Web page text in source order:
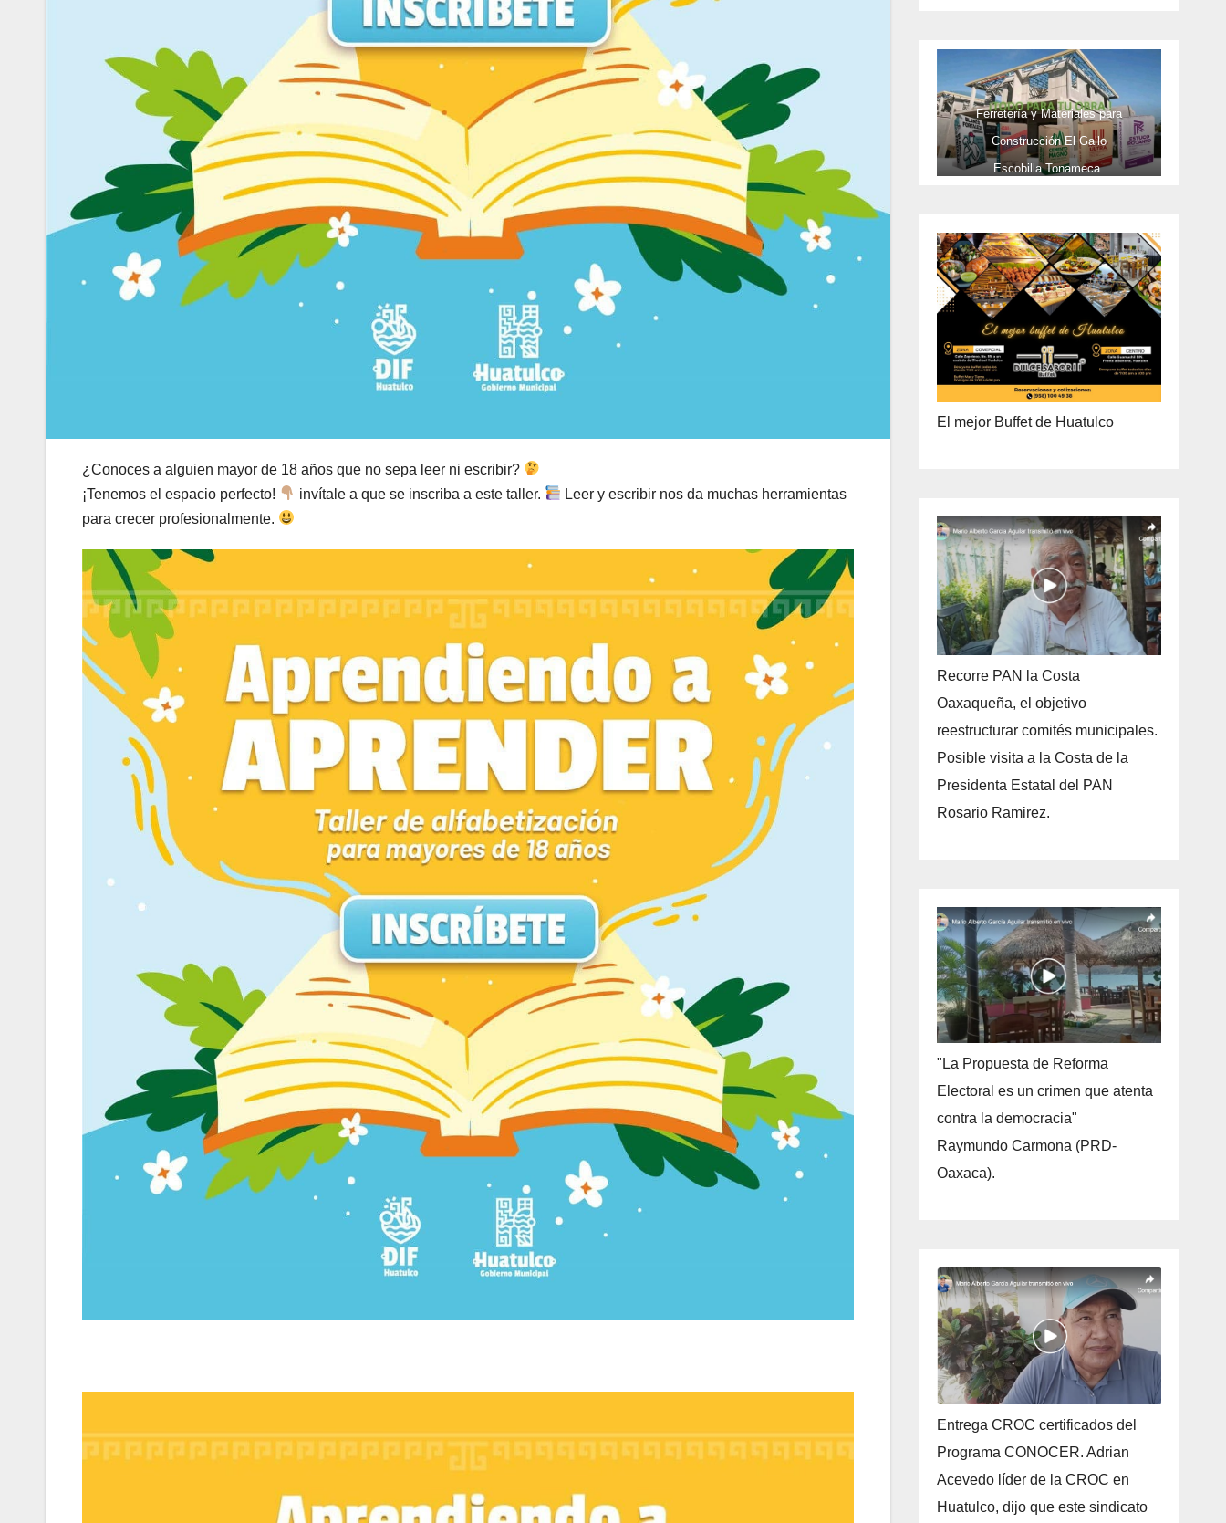
¿Conoces a alguien mayor de 18 años que no sepa leer ni escribir?
¡Tenemos el espacio perfecto!
invítale a que se inscriba a este taller.
Leer y escribir nos da muchas herramientas
para crecer profesionalmente.
Ferretería y Materiales para
Construcción El Gallo
Escobilla Tonameca.
ENTREGA A DOMICILIO
PRECIO ESPECIAL DE MAYOREO
El mejor Buffet de Huatulco
Recorre PAN la Costa
Oaxaqueña, el objetivo
reestructurar comités municipales.
Posible visita a la Costa de la
Presidenta Estatal del PAN
Rosario Ramirez.
"La Propuesta de Reforma
Electoral es un crimen que atenta
contra la democracia"
Raymundo Carmona (PRD-
Oaxaca).
Entrega CROC certificados del
Programa CONOCER. Adrian
Acevedo líder de la CROC en
Huatulco, dijo que este sindicato